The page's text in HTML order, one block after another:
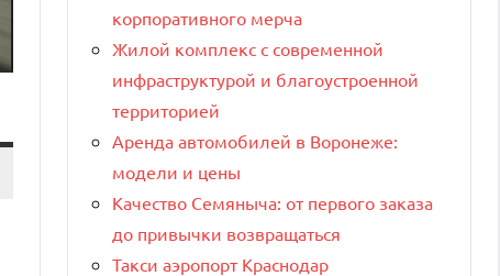
корпоративного мерча
Жилой комплекс с современной
инфраструктурой и благоустроенной
территорией
Аренда автомобилей в Воронеже:
модели и цены
Качество Семяныча: от первого заказа
до привычки возвращаться
Такси аэропорт Краснодар